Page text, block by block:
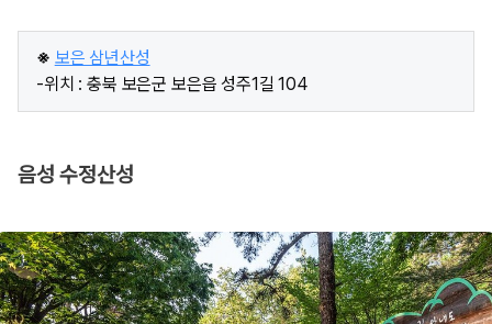
※ 보은 삼년산성
-위치 : 충북 보은군 보은읍 성주1길 104
음성 수정산성​